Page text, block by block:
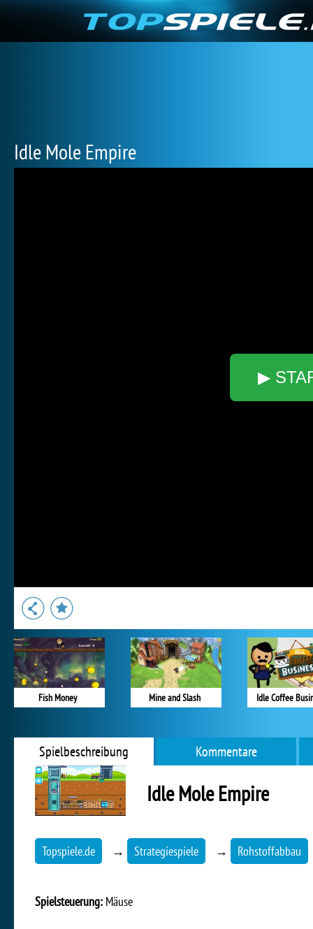
Idle Mole Empire
▶
Fish Money Mine and Slash Idle Coffee
Spielbeschreibung Kommentare
Idle Mole Empire
Topspiele.de → Strategiespiele → Rohstoffabbau
Spielsteuerung: Mäuse